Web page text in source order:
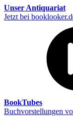
Unser Antiquariat
Jetzt bei
BookTubes
Buchvorstellungen